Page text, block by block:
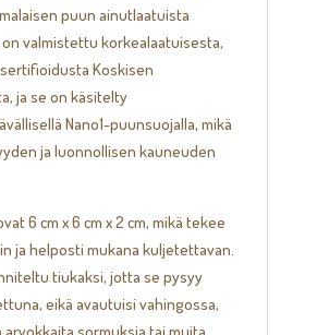
puun ainutlaatuista
on valmistettu korkealaatuisesta,
Koskisen
ja se on käsitelty
Nano1-puunsuojalla, mikä
ja luonnollisen kauneuden
6 cm x 6 cm x 2 cm, mikä tekee
ja helposti mukana kuljetettavan.
tiukaksi, jotta se pysyy
eikä avautuisi vahingossa,